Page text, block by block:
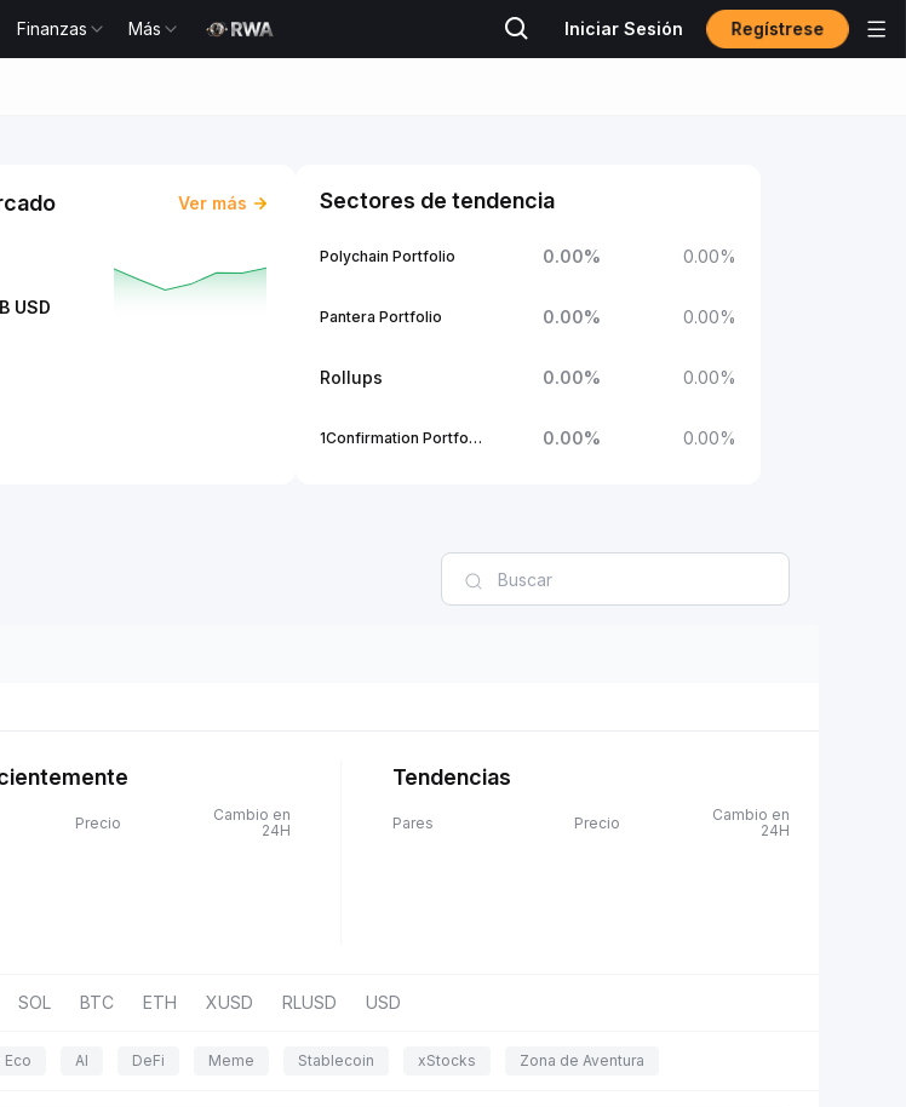
Finanzas Más Iniciar Sesión Regístrese
Ver más
USD
Sectores de tendencia
Polychain Portfolio 0.00% 0.00%
Pantera Portfolio 0.00% 0.00%
Rollups 0.00% 0.00%
1Confirmation Portfolio 0.00% 0.00%
Precio
Cambio en
24H
Tendencias
Pares Precio
Cambio en
24H
SOL BTC ETH XUSD RLUSD USD
Eco AI DeFi Meme Stablecoin xStocks Zona de Aventura